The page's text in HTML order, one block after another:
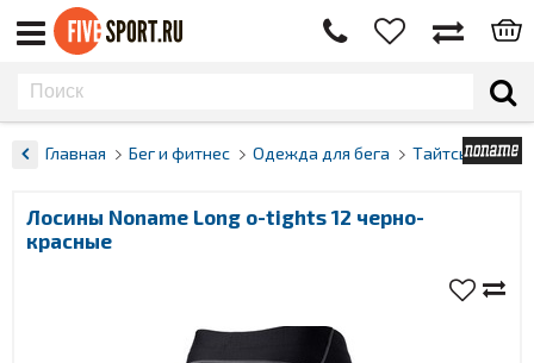
Главная Бег и фитнес Одежда для бега Тайтсы
Лосины Noname Long o-tights 12 черно-
красные